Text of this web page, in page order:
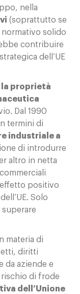
nella
(soprattutto se
solido
contribuire
dell’UE
la proprietà
Dal 1990
termini di
industriale a
di introdurre
altro in netta
positivo
Solo
materia di
diritti
da aziende e
rischio di frode
dell’Unione